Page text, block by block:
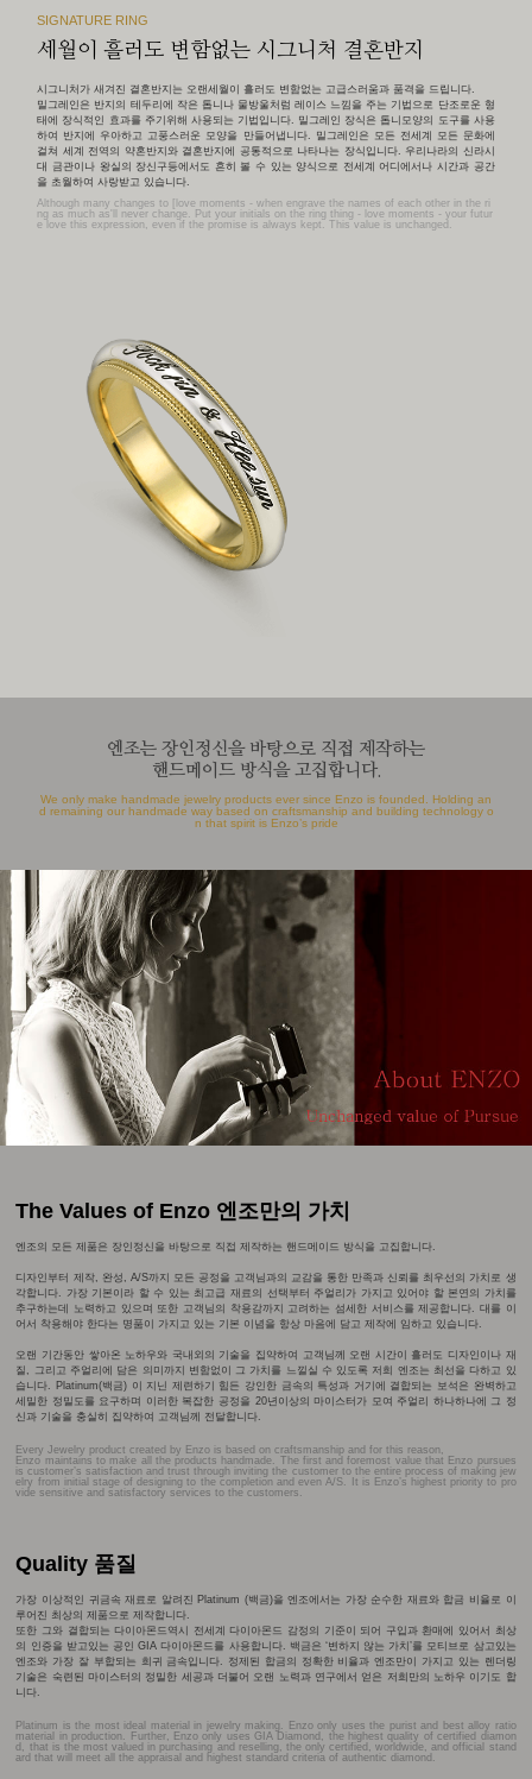
SIGNATURE RING
세월이 흘러도 변함없는 시그니처 결혼반지
시그니처가 새겨진 결혼반지는 오랜세월이 흘러도 변함없는 고급스러움과 품격을 드립니다.
밀그레인은 반지의 테두리에 작은 톱니나 물방울처럼 레이스 느낌을 주는 기법으로 단조로운 형
태에 장식적인 효과를 주기위해 사용되는 기법입니다. 밀그레인 장식은 톱니모양의 도구를 사용
하여 반지에 우아하고 고풍스러운 모양을 만들어냅니다. 밀그레인은 모든 전세계 모든 문화에
걸쳐 세계 전역의 약혼반지와 결혼반지에 공통적으로 나타나는 장식입니다. 우리나라의 신라시
대 금관이나 왕실의 장신구등에서도 흔히 볼 수 있는 양식으로 전세계 어디에서나 시간과 공간
을 초월하여 사랑받고 있습니다.
Although many changes to [love moments - when engrave the names of each other in the ri
ng as much as'll never change. Put your initials on the ring thing - love moments - your futur
e love this expression, even if the promise is always kept. This value is unchanged.
엔조는 장인정신을 바탕으로 직접 제작하는
핸드메이드 방식을 고집합니다.
We only make handmade jewelry products ever since Enzo is founded. Holding an
d remaining our handmade way based on craftsmanship and building technology o
n that spirit is Enzo’s pride
The Values of Enzo 엔조만의 가치
엔조의 모든 제품은 장인정신을 바탕으로 직접 제작하는 핸드메이드 방식을 고집합니다.
디자인부터 제작, 완성, A/S까지 모든 공정을 고객님과의 교감을 통한 만족과 신뢰를 최우선의 가치로 생
각합니다. 가장 기본이라 할 수 있는 최고급 재료의 선택부터 주얼리가 가지고 있어야 할 본연의 가치를
추구하는데 노력하고 있으며 또한 고객님의 착용감까지 고려하는 섬세한 서비스를 제공합니다. 대를 이
어서 착용해야 한다는 명품이 가지고 있는 기본 이념을 항상 마음에 담고 제작에 임하고 있습니다.
오랜 기간동안 쌓아온 노하우와 국내외의 기술을 집약하여 고객님께 오랜 시간이 흘러도 디자인이나 재
질, 그리고 주얼리에 담은 의미까지 변함없이 그 가치를 느낄실 수 있도록 저희 엔조는 최선을 다하고 있
습니다. Platinum(백금) 이 지닌 제련하기 힘든 강인한 금속의 특성과 거기에 결합되는 보석은 완벽하고
세밀한 정밀도를 요구하며 이러한 복잡한 공정을 20년이상의 마이스터가 모여 주얼리 하나하나에 그 정
신과 기술을 충실히 집약하여 고객님께 전달합니다.
Every Jewelry product created by Enzo is based on craftsmanship and for this reason,
Enzo maintains to make all the products handmade. The first and foremost value that Enzo pursues
is customer’s satisfaction and trust through inviting the customer to the entire process of making jew
elry from initial stage of designing to the completion and even A/S. It is Enzo’s highest priority to pro
vide sensitive and satisfactory services to the customers.
Quality 품질
가장 이상적인 귀금속 재료로 알려진 Platinum (백금)을 엔조에서는 가장 순수한 재료와 합금 비율로 이
루어진 최상의 제품으로 제작합니다.
또한 그와 결합되는 다이아몬드역시 전세계 다이아몬드 감정의 기준이 되어 구입과 환매에 있어서 최상
의 인증을 받고있는 공인 GIA 다이아몬드를 사용합니다. 백금은 ‘변하지 않는 가치’를 모티브로 삼고있는
엔조와 가장 잘 부합되는 희귀 금속입니다. 정제된 합금의 정확한 비율과 엔조만이 가지고 있는 렌더링
기술은 숙련된 마이스터의 정밀한 세공과 더불어 오랜 노력과 연구에서 얻은 저희만의 노하우 이기도 합
니다.
Platinum is the most ideal material in jewelry making. Enzo only uses the purist and best alloy ratio
material in production. Further, Enzo only uses GIA Diamond, the highest quality of certified diamon
d, that is the most valued in purchasing and reselling, the only certified, worldwide, and official stand
ard that will meet all the appraisal and highest standard criteria of authentic diamond.